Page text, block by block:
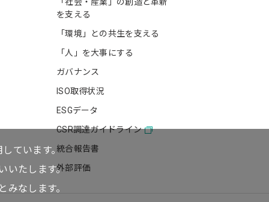
ています。
いたします。
なします。
を支える
「環境」との共生を支える
「人」を大事にする
ガバナンス
ISO取得状況
ESGデータ
CSR調達ガイドライン
統合報告書
外部評価